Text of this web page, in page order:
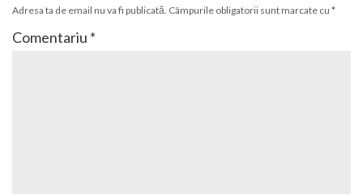
Adresa ta de email nu va fi publicată. Câmpurile obligatorii sunt marcate cu *
Comentariu *